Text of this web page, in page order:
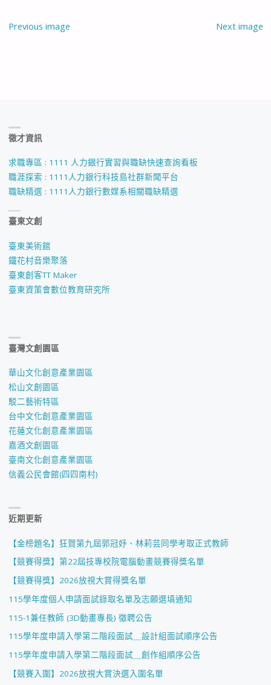
Previous image Next image
徵才資訊
求職專區 : 1111 人力銀行實習與職缺快速查詢看板
職涯探索 : 1111人力銀行科技島社群新聞平台
職缺精選 : 1111人力銀行數媒系相關職缺精選
臺東文創
臺東美術館
鐵花村音樂聚落
臺東創客TT Maker
臺東資策會數位教育研究所
臺灣文創園區
華山文化創意產業園區
松山文創園區
駁二藝術特區
台中文化創意產業園區
花蓮文化創意產業園區
嘉酒文創園區
臺南文化創意產業園區
信義公民會館(四四南村)
近期更新
【金榜題名】狂賀第九屆郭冠妤、林莉芸同學考取正式教師
【競賽得獎】第22屆技專校院電腦動畫競賽得獎名單
【競賽得獎】2026放視大賞得獎名單
115學年度個人申請面試錄取名單及志願選填通知
115-1兼任教師 (3D動畫專長) 徵聘公告
115學年度申請入學第二階段面試＿設計組面試順序公告
115學年度申請入學第二階段面試＿創作組順序公告
【競賽入圍】2026放視大賞決選入圍名單